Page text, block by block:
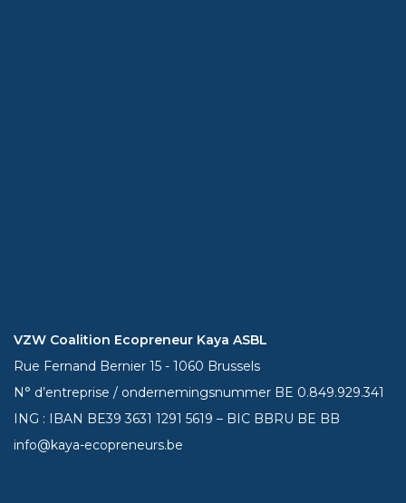
VZW Coalition Ecopreneur Kaya ASBL
Rue Fernand Bernier 15 - 1060 Brussels
N° d’entreprise / ondernemingsnummer BE 0.849.929.341
ING : IBAN BE393631 1291 5619 – BIC BBRU BE BB
info@kaya-ecopreneurs.be